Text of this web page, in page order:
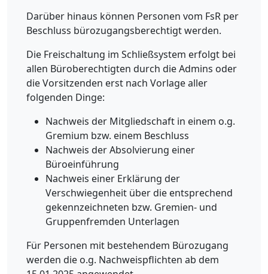
Darüber hinaus können Personen vom FsR per
Beschluss bürozugangsberechtigt werden.
Die Freischaltung im Schließsystem erfolgt bei
allen Büroberechtigten durch die Admins oder
die Vorsitzenden erst nach Vorlage aller
folgenden Dinge:
Nachweis der Mitgliedschaft in einem o.g.
Gremium bzw. einem Beschluss
Nachweis der Absolvierung einer
Büroeinführung
Nachweis einer Erklärung der
Verschwiegenheit über die entsprechend
gekennzeichneten bzw. Gremien- und
Gruppenfremden Unterlagen
Für Personen mit bestehendem Bürozugang
werden die o.g. Nachweispflichten ab dem